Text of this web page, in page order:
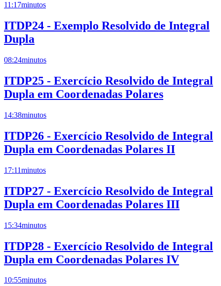
11:17minutos
ITDP24 - Exemplo Resolvido de Integral
Dupla
08:24minutos
ITDP25 - Exercício Resolvido de Integral
Dupla em Coordenadas Polares
14:38minutos
ITDP26 - Exercício Resolvido de Integral
Dupla em Coordenadas Polares II
17:11minutos
ITDP27 - Exercício Resolvido de Integral
Dupla em Coordenadas Polares III
15:34minutos
ITDP28 - Exercício Resolvido de Integral
Dupla em Coordenadas Polares IV
10:55minutos